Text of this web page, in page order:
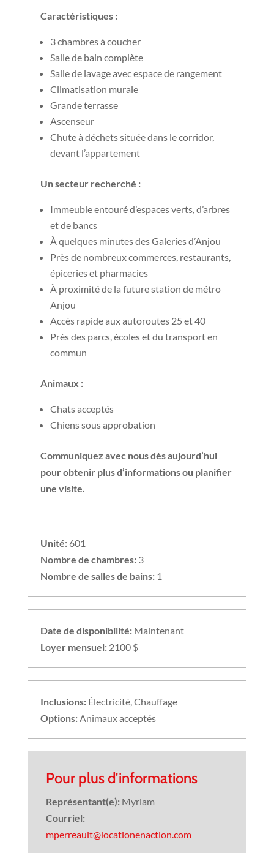
Caractéristiques :
3 chambres à coucher
Salle de bain complète
Salle de lavage avec espace de rangement
Climatisation murale
Grande terrasse
Ascenseur
Chute à déchets située dans le corridor,
devant l’appartement
Un secteur recherché :
Immeuble entouré d’espaces verts, d’arbres
et de bancs
À quelques minutes des Galeries d’Anjou
Près de nombreux commerces, restaurants,
épiceries et pharmacies
À proximité de la future station de métro
Anjou
Accès rapide aux autoroutes 25 et 40
Près des parcs, écoles et du transport en
commun
Animaux :
Chats acceptés
Chiens sous approbation
Communiquez avec nous dès aujourd’hui
pour obtenir plus d’informations ou planifier
une visite.
Unité:601
Nombre de chambres:3
Nombre de salles de bains:1
Date de disponibilité:Maintenant
Loyer mensuel:2100 $
Inclusions:Électricité, Chauffage
Options:Animaux acceptés
Pour plus d'informations
Représentant(e): Myriam
Courriel:
mperreault@locationenaction.com